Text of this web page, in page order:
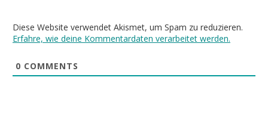
Diese Website verwendet Akismet, um Spam zu reduzieren.
Erfahre, wie deine Kommentardaten verarbeitet werden.
0 COMMENTS